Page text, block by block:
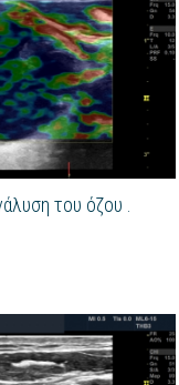
του όζου .